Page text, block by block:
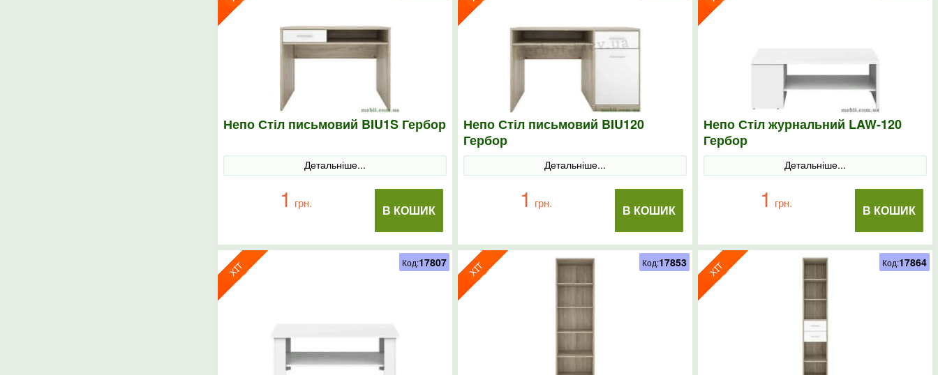
Непо Стіл письмовий BIU1S Гербор
Детальніше...
В КОШИК
1 грн.
Непо Стіл письмовий BIU120
Гербор
Детальніше...
В КОШИК
1 грн.
Непо Стіл журнальний LAW-120
Гербор
Детальніше...
В КОШИК
1 грн.
Код:17807 Код:17853 Код:17864